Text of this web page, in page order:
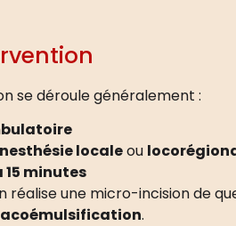
se déroule généralement :
localeou
15 minutes
réalise une micro-incision de
.